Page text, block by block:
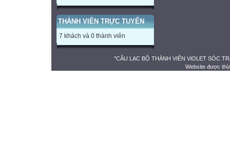
THÀNH VIÊN TRỰC TUYẾN
7 khách và 0 thành viên
"CÂU LẠC BỘ THÀNH VIÊN ViOLET SÓC
Website được